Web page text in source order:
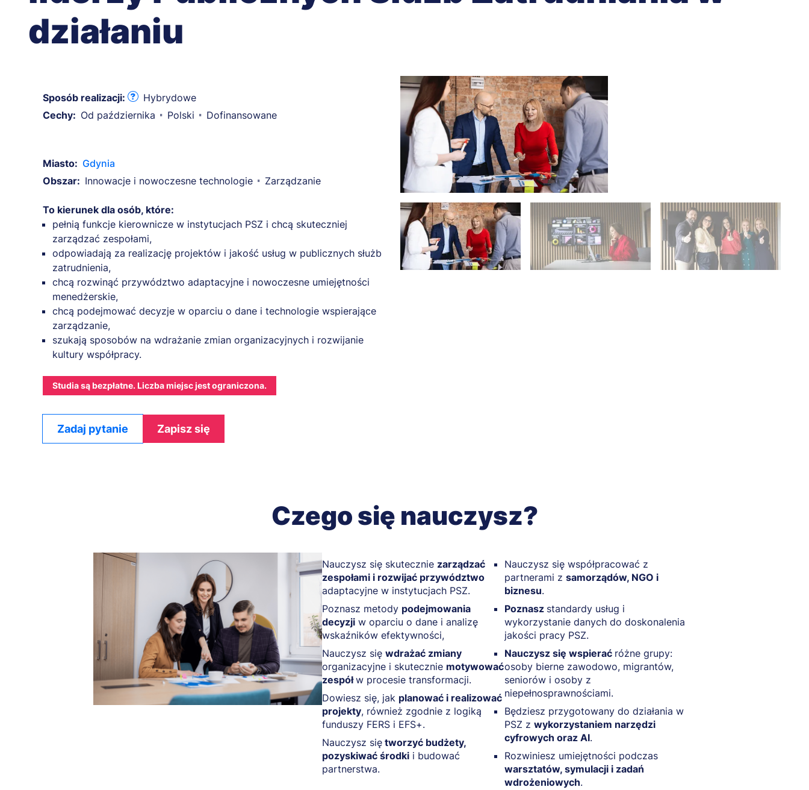
działaniu
Sposób realizacji:
Hybrydowe
Cechy: Od października Polski Dofinansowane
Miasto: Gdynia
Obszar: Innowacje i nowoczesne technologie Zarządzanie
To kierunek dla osób, które:
pełnią funkcje kierownicze w instytucjach PSZ i chcą skuteczniej
zarządzać zespołami,
odpowiadają za realizację projektów i jakość usług w publicznych służb
zatrudnienia,
chcą rozwinąć przywództwo adaptacyjne i nowoczesne umiejętności
menedżerskie,
chcą podejmować decyzje w oparciu o dane i technologie wspierające
zarządzanie,
szukają sposobów na wdrażanie zmian organizacyjnych i rozwijanie
kultury współpracy.
Studia są bezpłatne. Liczba miejsc jest ograniczona.
Zadaj pytanie Zapisz się
Czego się nauczysz?
Nauczysz się skutecznie zarządzać
zespołami i rozwijać przywództwo
adaptacyjne w instytucjach PSZ.
Poznasz metody podejmowania
decyzji w oparciu o dane i analizę
wskaźników efektywności,
Nauczysz się wdrażać zmiany
organizacyjne i skutecznie motywować
zespółw procesie transformacji.
Dowiesz się, jak planować i realizować
projekty, również zgodnie z logiką
funduszy FERS i EFS+.
Nauczysz się tworzyć budżety,
pozyskiwać środki i budować
partnerstwa.
Nauczysz się współpracować z
partnerami z samorządów, NGO i
biznesu.
Poznasz standardy usług i
wykorzystanie danych do doskonalenia
jakości pracy PSZ.
Nauczysz się wspierać różne grupy:
osoby bierne zawodowo, migrantów,
seniorów i osoby z
niepełnosprawnościami.
Będziesz przygotowany do działania w
PSZ z wykorzystaniem narzędzi
cyfrowych oraz AI.
Rozwiniesz umiejętności podczas
warsztatów, symulacji i zadań
wdrożeniowych.